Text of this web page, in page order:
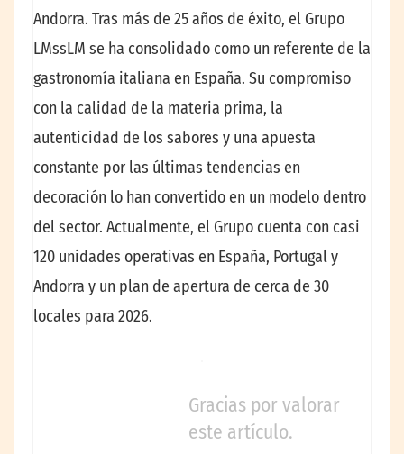
Andorra. Tras más de 25 años de éxito, el Grupo
LMssLM se ha consolidado como un referente de la
gastronomía italiana en España. Su compromiso
con la calidad de la materia prima, la
autenticidad de los sabores y una apuesta
constante por las últimas tendencias en
decoración lo han convertido en un modelo dentro
del sector. Actualmente, el Grupo cuenta con casi
120 unidades operativas en España, Portugal y
Andorra y un plan de apertura de cerca de 30
locales para 2026.
Gracias por valorar
este artículo.